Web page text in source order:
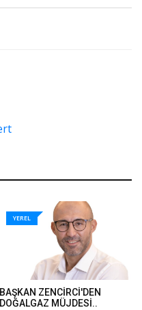
YEREL
BAŞKAN ZENCİRCİ'DEN
DOĞALGAZ MÜJDESİ..